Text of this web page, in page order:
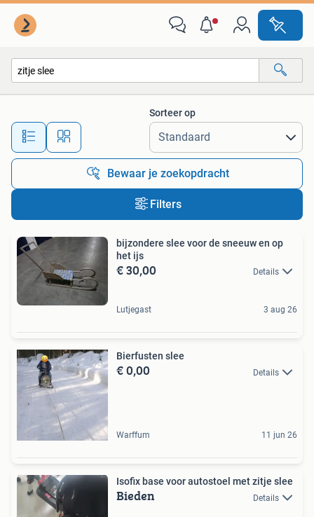
Alle afstanden…
Sorteer op
Bewaar je zoekopdracht
Filters
bijzondere slee voor de sneeuw en op
het ijs
€ 30,00 Details
Lutjegast 3 aug 26
Bierfusten slee
€ 0,00 Details
Warffum 11 jun 26
Isofix base voor autostoel met zitje slee
Bieden Details